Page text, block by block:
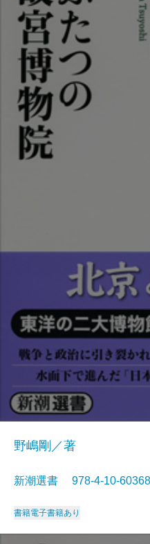
野嶋剛／著
新潮選書 978-4-10-
書籍電子書籍あり